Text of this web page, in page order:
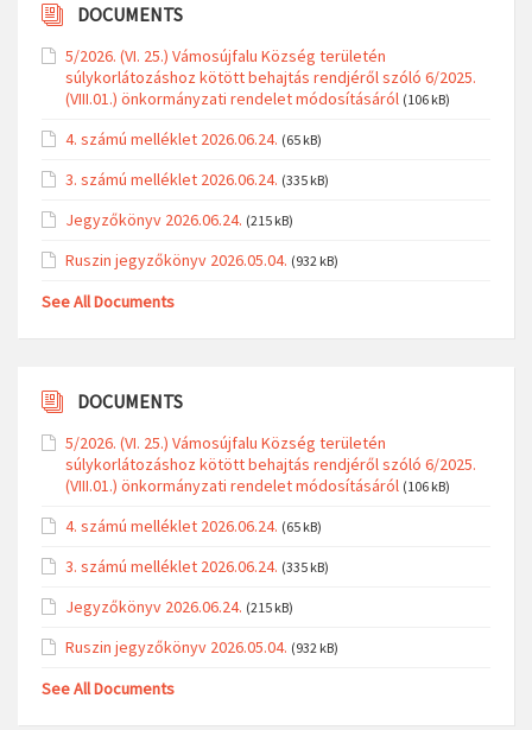
DOCUMENTS
5/2026. (VI. 25.) Vámosújfalu Község területén
súlykorlátozáshoz kötött behajtás rendjéről szóló 6/2025.
(VIII.01.) önkormányzati rendelet módosításáról (106 kB)
4. számú melléklet 2026.06.24. (65 kB)
3. számú melléklet 2026.06.24. (335 kB)
Jegyzőkönyv 2026.06.24. (215 kB)
Ruszin jegyzőkönyv 2026.05.04. (932 kB)
See All Documents
DOCUMENTS
5/2026. (VI. 25.) Vámosújfalu Község területén
súlykorlátozáshoz kötött behajtás rendjéről szóló 6/2025.
(VIII.01.) önkormányzati rendelet módosításáról (106 kB)
4. számú melléklet 2026.06.24. (65 kB)
3. számú melléklet 2026.06.24. (335 kB)
Jegyzőkönyv 2026.06.24. (215 kB)
Ruszin jegyzőkönyv 2026.05.04. (932 kB)
See All Documents